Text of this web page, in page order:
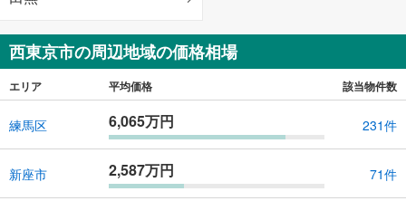
西東京市の周辺地域の価格相場
エリア 平均価格 該当物件数
練馬区 6,065万円 231件
新座市 2,587万円 71件